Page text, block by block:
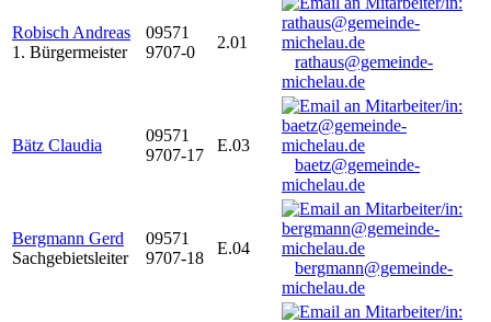
Robisch Andreas
1. Bürgermeister
09571
9707-0
2.01
rathaus@gemeinde-
michelau.de
Bätz Claudia
09571
9707-17
E.03
baetz@gemeinde-
michelau.de
Bergmann Gerd
Sachgebietsleiter
09571
9707-18
E.04
bergmann@gemeinde-
michelau.de